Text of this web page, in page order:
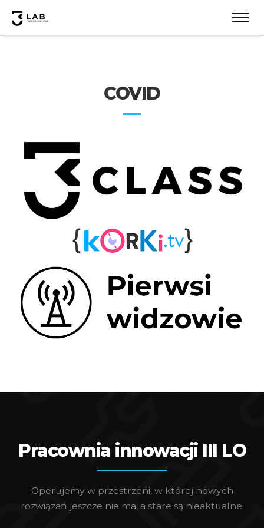
COVID
Pracownia innowacji III LO
Operujemy w przestrzeni, w której nowych
rozwiązań jeszcze nie ma, a stare są nieaktualne.